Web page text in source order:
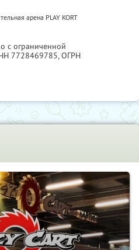
арена PLAY KORT
с ограниченной
7728469785, ОГРН